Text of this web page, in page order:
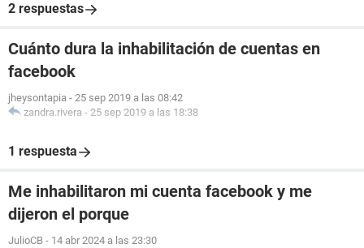
2 respuestas
Cuánto dura la inhabilitación de cuentas en
facebook
jheysontapia - 25 sep 2019 a las 08:42
zandra.rivera - 25 sep 2019 a las 18:38
1 respuesta
Me inhabilitaron mi cuenta facebook y me
dijeron el porque
JulioCB - 14 abr 2024 a las 23:30